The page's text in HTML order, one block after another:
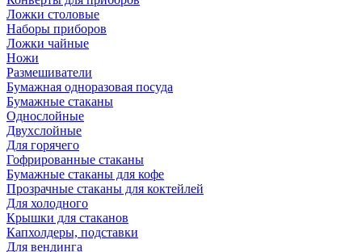
Ложки столовые
Наборы приборов
Ложки чайные
Ножи
Размешиватели
Бумажная одноразовая посуда
Бумажные стаканы
Однослойные
Двухслойные
Для горячего
Гофрированные стаканы
Бумажные стаканы для кофе
Прозрачные стаканы для коктейлей
Для холодного
Крышки для стаканов
Капхолдеры, подставки
Для вендинга